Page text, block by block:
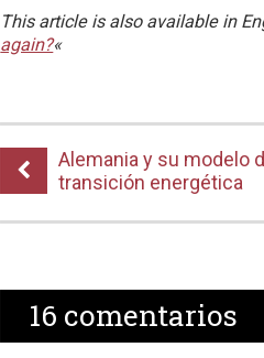
This article is also available in
again?«
Alemania y su modelo
transición energética
16 comentarios